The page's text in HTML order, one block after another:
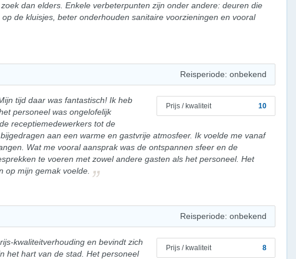
dan elders. Enkele verbeterpunten zijn onder andere: deuren die
de kluisjes, beter onderhouden sanitaire voorzieningen en vooral
Reisperiode: onbekend
Prijs / kwaliteit 10
tijd daar was fantastisch! Ik heb
personeel was ongelofelijk
receptiemedewerkers tot de
aan een warme en gastvrije atmosfeer. Ik voelde me vanaf
Wat me vooral aansprak was de ontspannen sfeer en de
te voeren met zowel andere gasten als het personeel. Het
op mijn gemak voelde.
Reisperiode: onbekend
Prijs / kwaliteit 8
kwaliteitverhouding en bevindt zich
het hart van de stad. Het personeel